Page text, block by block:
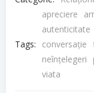
Tags:
apreciere
autenticitate
conversație
neînțelegeri
viata